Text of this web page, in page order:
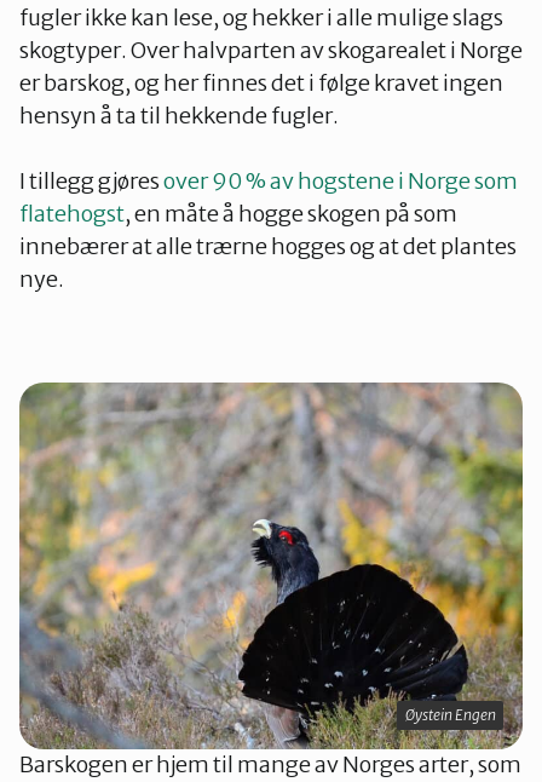
fugler ikke kan lese, og hekker i alle mulige slags
skogtyper. Over halvparten av skogarealet i Norge
er barskog, og her finnes det i følge kravet ingen
hensyn å ta til hekkende fugler.
I tillegg gjøresover 90 % av hogstene i Norge som
flatehogst, en måte å hogge skogen på som
innebærer at alle trærne hogges og at det plantes
nye.
Øystein Engen
Barskogen er hjem til mange av Norges arter, som